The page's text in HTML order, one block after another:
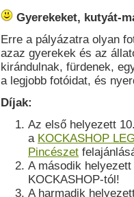
Gyerekeket, kutyát-
Erre a pályázatra olyan
azaz gyerekek és az
kirándulnak, fürdenek,
a legjobb fotóidat, és
Díjak:
Az első helyezett
a KOCKASHOP
Pincészet
A második
KOCKASHOP-tól!
A harmadik